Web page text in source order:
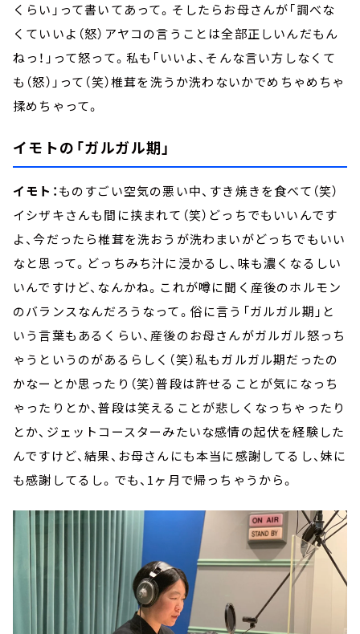
くらい」って書いてあって。そしたらお母さんが「調べな
くていいよ（怒）アヤコの言うことは全部正しいんだもん
ねっ！」って怒って。私も「いいよ、そんな言い方しなくて
も（怒）」って（笑）椎茸を洗うか洗わないかでめちゃめちゃ
揉めちゃって。
イモトの「ガルガル期」
イモト：ものすごい空気の悪い中、すき焼きを食べて（笑）
イシザキさんも間に挟まれて（笑）どっちでもいいんです
よ、今だったら椎茸を洗おうが洗わまいがどっちでもいい
なと思って。どっちみち汁に浸かるし、味も濃くなるしい
いんですけど、なんかね。これが噂に聞く産後のホルモン
のバランスなんだろうなって。俗に言う「ガルガル期」と
いう言葉もあるくらい、産後のお母さんがガルガル怒っち
ゃうというのがあるらしく（笑）私もガルガル期だったの
かなーとか思ったり（笑）普段は許せることが気になっち
ゃったりとか、普段は笑えることが悲しくなっちゃったり
とか、ジェットコースターみたいな感情の起伏を経験した
んですけど、結果、お母さんにも本当に感謝してるし、妹に
も感謝してるし。でも、1ヶ月で帰っちゃうから。